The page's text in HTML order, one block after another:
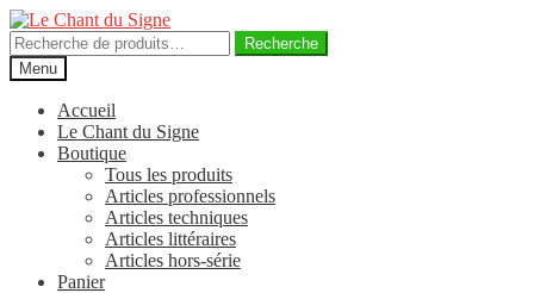
Aller
à
la
navigation
Aller
au
contenu
Recherche
pour :
Recherche
Menu
Accueil
Le Chant du Signe
Boutique
Tous les produits
Articles professionnels
Articles techniques
Articles littéraires
Articles hors-série
Panier